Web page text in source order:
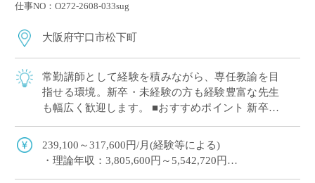
仕事NO：O272-2608-033sug
大阪府守口市松下町
常勤講師として経験を積みながら、専任教諭を目
指せる環境。新卒・未経験の方も経験豊富な先生
も幅広く歓迎します。 ■おすすめポイント 新卒・
未経験から経験者まで幅広く歓迎 2～3年以内を目
安に専任教諭への登用チャンスあり 京 […]
239,100～317,600円/月(経験等による)
・理論年収：3,805,600円～5,542,720円
◇賞与：有(昨年度実績3.4か月分＋125,000円)